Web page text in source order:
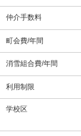
仲介手数料
町会費/年間
消雪組合費/年間
利用制限
学校区